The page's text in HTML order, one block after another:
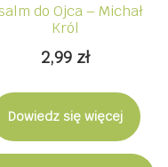
do Ojca – Michał
Król
2,99 zł
Dowiedz się więcej